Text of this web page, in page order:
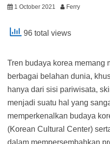
1 October 2021 Ferry
96 total views
Tren budaya korea memang
berbagai belahan dunia,
hanya dari sisi pariwisata,
menjadi suatu hal yang
memperkenalkan budaya
(Korean Cultural Center)
dalam mempersembahkan